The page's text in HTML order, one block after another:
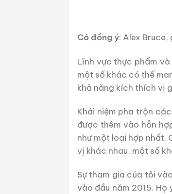
Có đồng ý: Alex
Lĩnh vực thực phẩm
một số khác có thể
khả năng kích thích vị
Khái niệm pha trộn
được thêm vào hỗn
như một loại hợp nhất.
vị khác nhau, một số
Sự tham gia của tôi
vào đầu năm 2015.